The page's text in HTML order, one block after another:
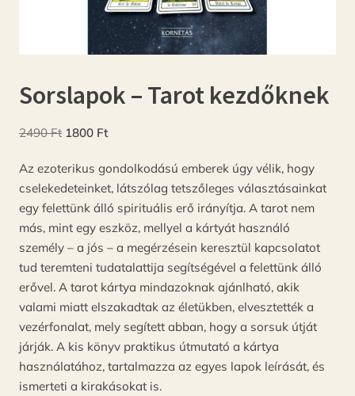
Sorslapok – Tarot kezdőknek
2490Ft Original
was:
2490 Ft.
1800 FtCurrent
is:
1800 Ft.
Az ezoterikus gondolkodású emberek úgy vélik, hogy
cselekedeteinket, látszólag tetszőleges választásainkat
egy felettünk álló spirituális erő irányítja. A tarot nem
más, mint egy eszköz, mellyel a kártyát használó
személy – a jós – a megérzésein keresztül kapcsolatot
tud teremteni tudatalattija segítségével a felettünk álló
erővel. A tarot kártya mindazoknak ajánlható, akik
valami miatt elszakadtak az életükben, elvesztették a
vezérfonalat, mely segített abban, hogy a sorsuk útját
járják. A kis könyv praktikus útmutató a kártya
használatához, tartalmazza az egyes lapok leírását, és
ismerteti a kirakásokat is.